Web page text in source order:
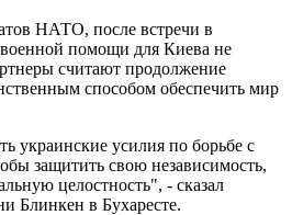
НАТО, после встречи в
военной помощи для Киева не
считают продолжение
способом обеспечить мир
украинские усилия по борьбе с
защитить свою независимость,
целостность", - сказал
Блинкен в Бухаресте.